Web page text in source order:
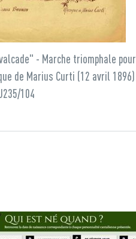
- Marche triomphale pour
de Marius Curti (12 avril 1896)
104